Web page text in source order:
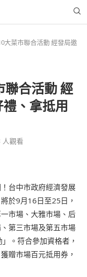
菜市聯合活動 經發局邀
合活動 經
、拿抵用
人觀看
台中市政府經濟發展
於9月16日至25日，
市場、大雅市場、后
第三市場及第五市場
。符合參加資格者，
贈市場百元抵用券，